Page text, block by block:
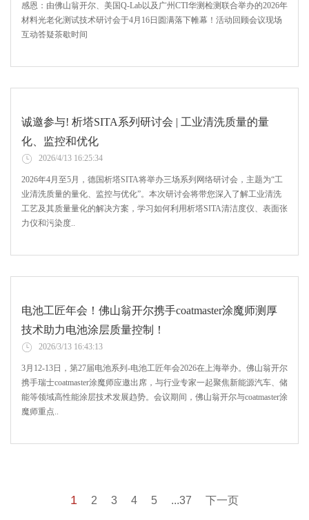
感恩：由佛山翁开尔、美国Q-Lab以及广州CTI华测检测联合举办的2026年
材料光老化测试技术研讨会于4月16日圆满落下帷幕！活动回顾会议现场
互动答疑茶歇时间
诚邀参与! 析塔SITA系列研讨会 | 工业清洗质量的量
化、监控和优化
2026/4/13 16:25:34
2026年4月至5月，德国析塔SITA将举办三场系列网络研讨会，主题为“工
业清洗质量的量化、监控与优化”。本次研讨会将带您深入了解工业清洗
工艺及其质量量化的解决方案，学习如何利用析塔SITA清洁度仪、表面张
力仪和污染度..
电池工匠年会！佛山翁开尔携手coatmaster涂魔师测厚
技术助力电池涂层质量控制！
2026/3/13 16:43:13
3月12-13日，第27届电池系列-电池工匠年会2026在上海举办。佛山翁开尔
携手瑞士coatmaster涂魔师应邀出席，与行业专家一起聚焦新能源汽车、储
能等领域高性能涂层技术发展趋势。会议期间，佛山翁开尔与coatmaster涂
魔师重点..
1 2 3 4 5 ...37 下一页